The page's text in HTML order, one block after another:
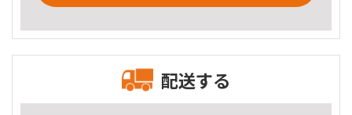
配送する